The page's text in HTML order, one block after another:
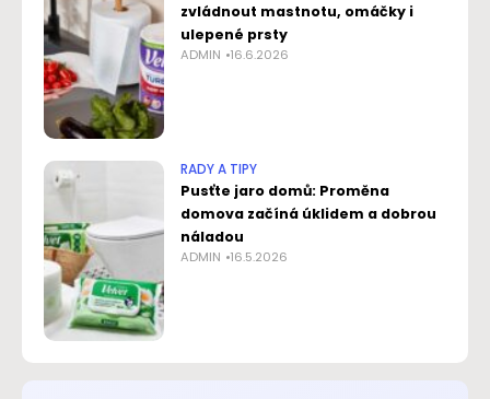
zvládnout mastnotu, omáčky i
ulepené prsty
ADMIN 16.6.2026
RADY A TIPY
Pusťte jaro domů: Proměna
domova začíná úklidem a dobrou
náladou
ADMIN 16.5.2026